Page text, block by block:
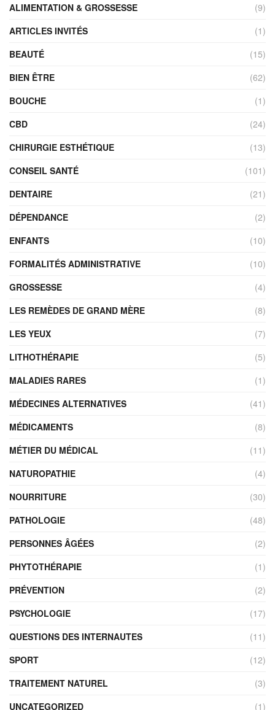
ALIMENTATION & GROSSESSE
(9)
ARTICLES INVITÉS
(1)
BEAUTÉ
(15)
BIEN ÊTRE
(62)
BOUCHE
(1)
CBD
(24)
CHIRURGIE ESTHÉTIQUE
(13)
CONSEIL SANTÉ
(101)
DENTAIRE
(21)
DÉPENDANCE
(2)
ENFANTS
(10)
FORMALITÉS ADMINISTRATIVE
(10)
GROSSESSE
(4)
LES REMÈDES DE GRAND MÈRE
(8)
LES YEUX
(7)
LITHOTHÉRAPIE
(5)
MALADIES RARES
(1)
MÉDECINES ALTERNATIVES
(41)
MÉDICAMENTS
(8)
MÉTIER DU MÉDICAL
(11)
NATUROPATHIE
(4)
NOURRITURE
(30)
PATHOLOGIE
(48)
PERSONNES ÂGÉES
(2)
PHYTOTHÉRAPIE
(1)
PRÉVENTION
(2)
PSYCHOLOGIE
(17)
QUESTIONS DES INTERNAUTES
(11)
SPORT
(12)
TRAITEMENT NATUREL
(3)
UNCATEGORIZED
(1)